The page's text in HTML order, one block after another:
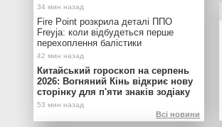
Fire Point розкрила деталі ППО
Freyja: коли відбудеться перше
перехоплення балістики
Китайський гороскоп на серпень
2026: Вогняний Кінь відкриє нову
сторінку для п'яти знаків зодіаку
Всі новини